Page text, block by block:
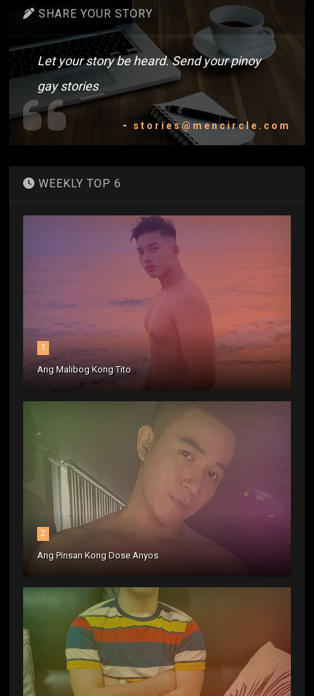
SHARE YOUR STORY
Let your story be heard. Send your pinoy
gay stories
- stories@mencircle.com
WEEKLY TOP 6
1
Ang Malibog Kong Tito
2
Ang Pinsan Kong Dose Anyos